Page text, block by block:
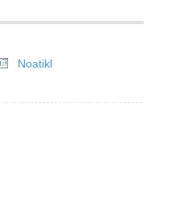
Noatikl